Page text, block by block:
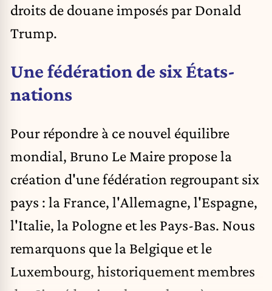
droits de douane imposés par Donald
Trump.
Une fédération de six États-
nations
Pour répondre à ce nouvel équilibre
mondial, Bruno Le Maire propose la
création d'une fédération regroupant six
pays : la France, l'Allemagne, l'Espagne,
l'Italie, la Pologne et les Pays-Bas. Nous
remarquons que la Belgique et le
Luxembourg, historiquement membres